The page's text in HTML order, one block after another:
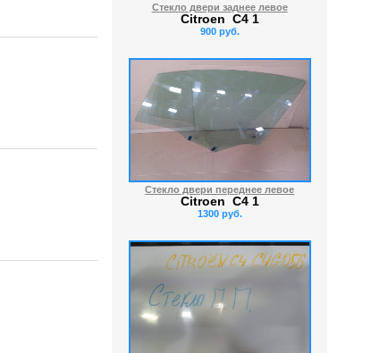
Стекло двери заднее левое
Citroen C4 1
900 руб.
Стекло двери переднее левое
Citroen C4 1
1300 руб.